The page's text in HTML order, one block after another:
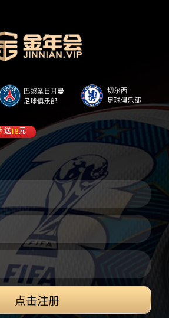
送18元
点击注册